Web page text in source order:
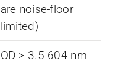
are noise-floor
limited)
OD > 3.5 604 nm